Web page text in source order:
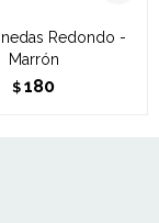
Redondo -
Marrón
$ 180